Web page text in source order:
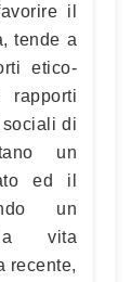
il
tende a
etico-
di
un
ed il
un
vita
recente,